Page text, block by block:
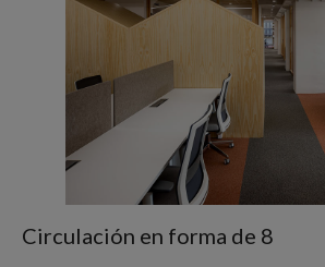
Circulación en forma de 8